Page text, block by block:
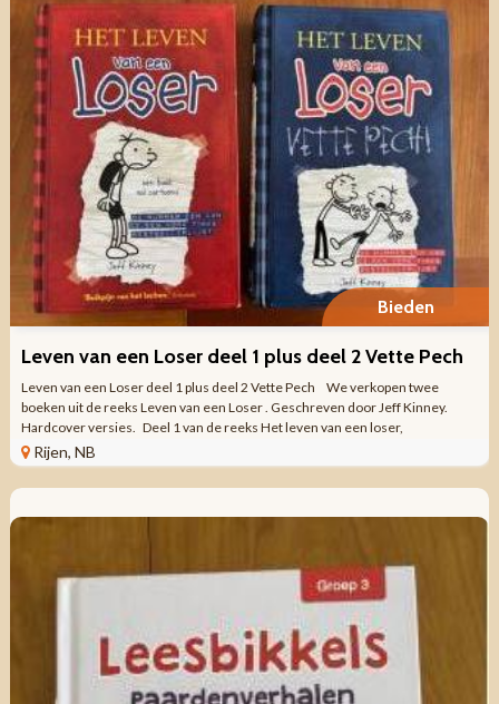
Bieden
Leven van een Loser deel 1 plus deel 2 Vette Pech
Leven van een Loser deel 1 plus deel 2 Vette Pech We verkopen twee
boeken uit de reeks Leven van een Loser . Geschreven door Jeff Kinney.
Hardcover versies. Deel 1 van de reeks Het leven van een loser,
Geschreven door ...
Rijen, NB